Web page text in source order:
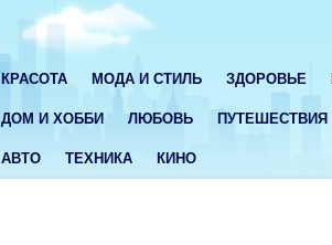
КРАСОТА МОДА И СТИЛЬ ЗДОРОВЬЕ
ДОМ И ХОББИ ЛЮБОВЬ ПУТЕШЕСТВИЯ
АВТО ТЕХНИКА КИНО